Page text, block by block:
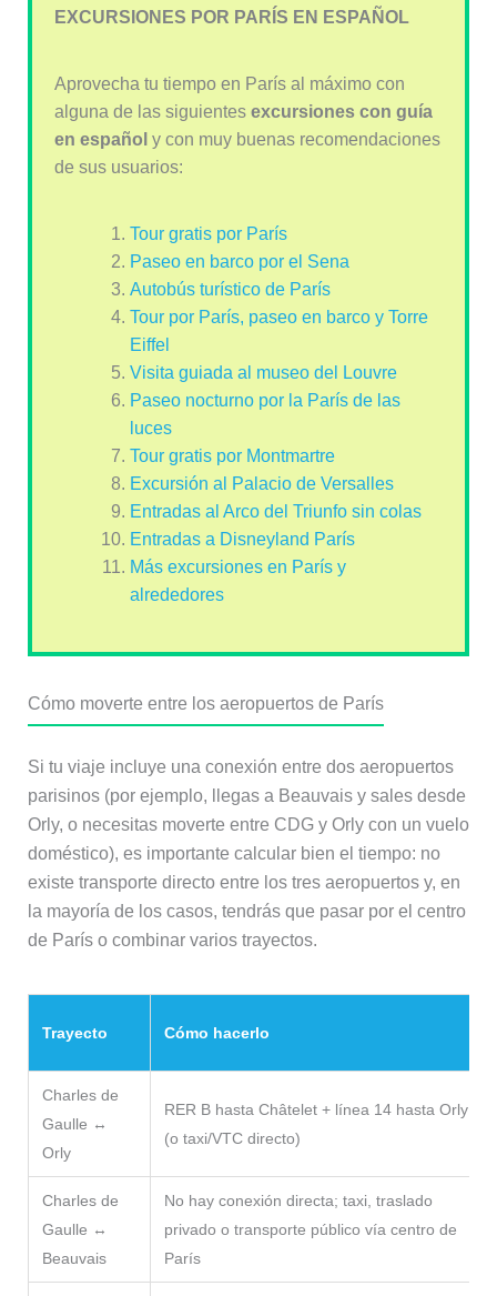
EXCURSIONES POR PARÍS EN ESPAÑOL
Aprovecha tu tiempo en París al máximo con
alguna de las siguientes excursiones con guía
en español y con muy buenas recomendaciones
de sus usuarios:
Tour gratis por París
Paseo en barco por el Sena
Autobús turístico de París
Tour por París, paseo en barco y Torre
Eiffel
Visita guiada al museo del Louvre
Paseo nocturno por la París de las
luces
Tour gratis por Montmartre
Excursión al Palacio de Versalles
Entradas al Arco del Triunfo sin colas
Entradas a Disneyland París
Más excursiones en París y
alrededores
Cómo moverte entre los aeropuertos de París
Si tu viaje incluye una conexión entre dos aeropuertos
parisinos (por ejemplo, llegas a Beauvais y sales desde
Orly, o necesitas moverte entre CDG y Orly con un vuelo
doméstico), es importante calcular bien el tiempo: no
existe transporte directo entre los tres aeropuertos y, en
la mayoría de los casos, tendrás que pasar por el centro
de París o combinar varios trayectos.
Trayecto Cómo hacerlo
Charles de
Gaulle ↔
Orly
RER B hasta Châtelet + línea 14 hasta Orly
(o taxi/VTC directo)
Charles de
Gaulle ↔
Beauvais
No hay conexión directa; taxi, traslado
privado o transporte público vía centro de
París